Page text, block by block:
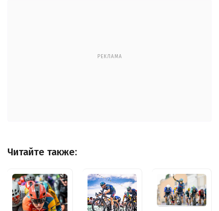
РЕКЛАМА
Читайте также: